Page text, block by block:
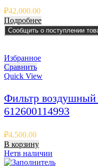
₽42,000.00
Подробнее
Сообщить о поступлении
Избранное
Сравнить
Quick View
Фильтр
612600114993
₽4,500.00
В корзину
Нетв наличии